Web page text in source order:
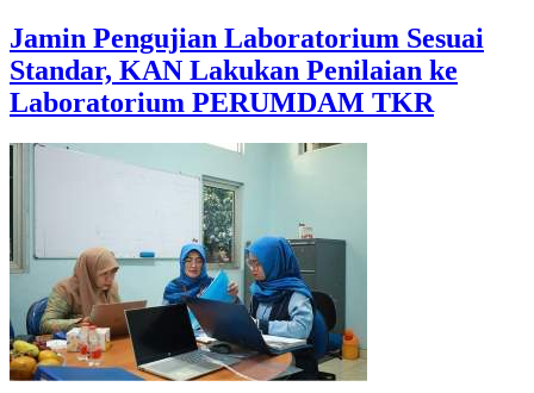
Jamin Pengujian Laboratorium Sesuai
Standar, KAN Lakukan Penilaian ke
Laboratorium PERUMDAM TKR